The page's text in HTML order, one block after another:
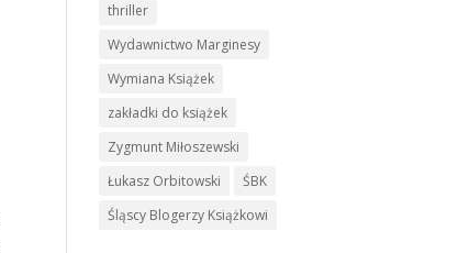
thriller
Wydawnictwo Marginesy
Wymiana Książek
zakładki do książek
Zygmunt Miłoszewski
Łukasz Orbitowski
ŚBK
Śląscy Blogerzy Książkowi